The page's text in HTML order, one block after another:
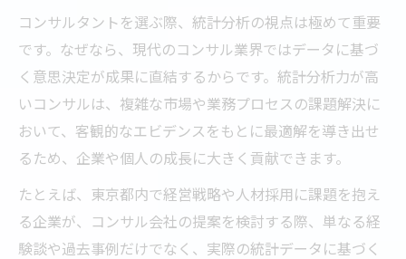
コンサルタントを選ぶ際、統計分析の視点は極めて重要
です。なぜなら、現代のコンサル業界ではデータに基づ
く意思決定が成果に直結するからです。統計分析力が高
いコンサルは、複雑な市場や業務プロセスの課題解決に
おいて、客観的なエビデンスをもとに最適解を導き出せ
るため、企業や個人の成長に大きく貢献できます。
たとえば、東京都内で経営戦略や人材採用に課題を抱え
る企業が、コンサル会社の提案を検討する際、単なる経
験談や過去事例だけでなく、実際の統計データに基づく